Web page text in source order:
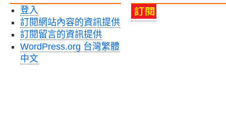
登入
訂閱網站內容的資訊提供
訂閱留言的資訊提供
WordPress.org 台灣繁體
中文